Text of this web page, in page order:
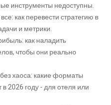
инструменты недоступны.
как перевести стратегию в
и метрики.
как наладить
чтобы они реально
хаоса: какие форматы
2026 году - для отеля или